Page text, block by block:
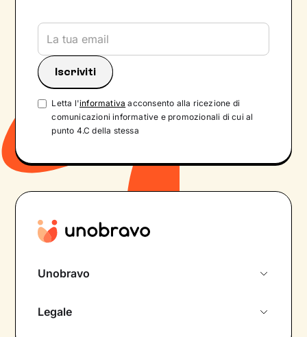
Letta l'informativa acconsento alla ricezione di
comunicazioni informative e promozionali di cui al
punto 4.C della stessa
Unobravo
Legale